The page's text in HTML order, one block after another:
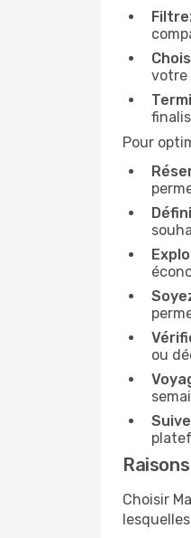
votre
Pour
ou
Choisir